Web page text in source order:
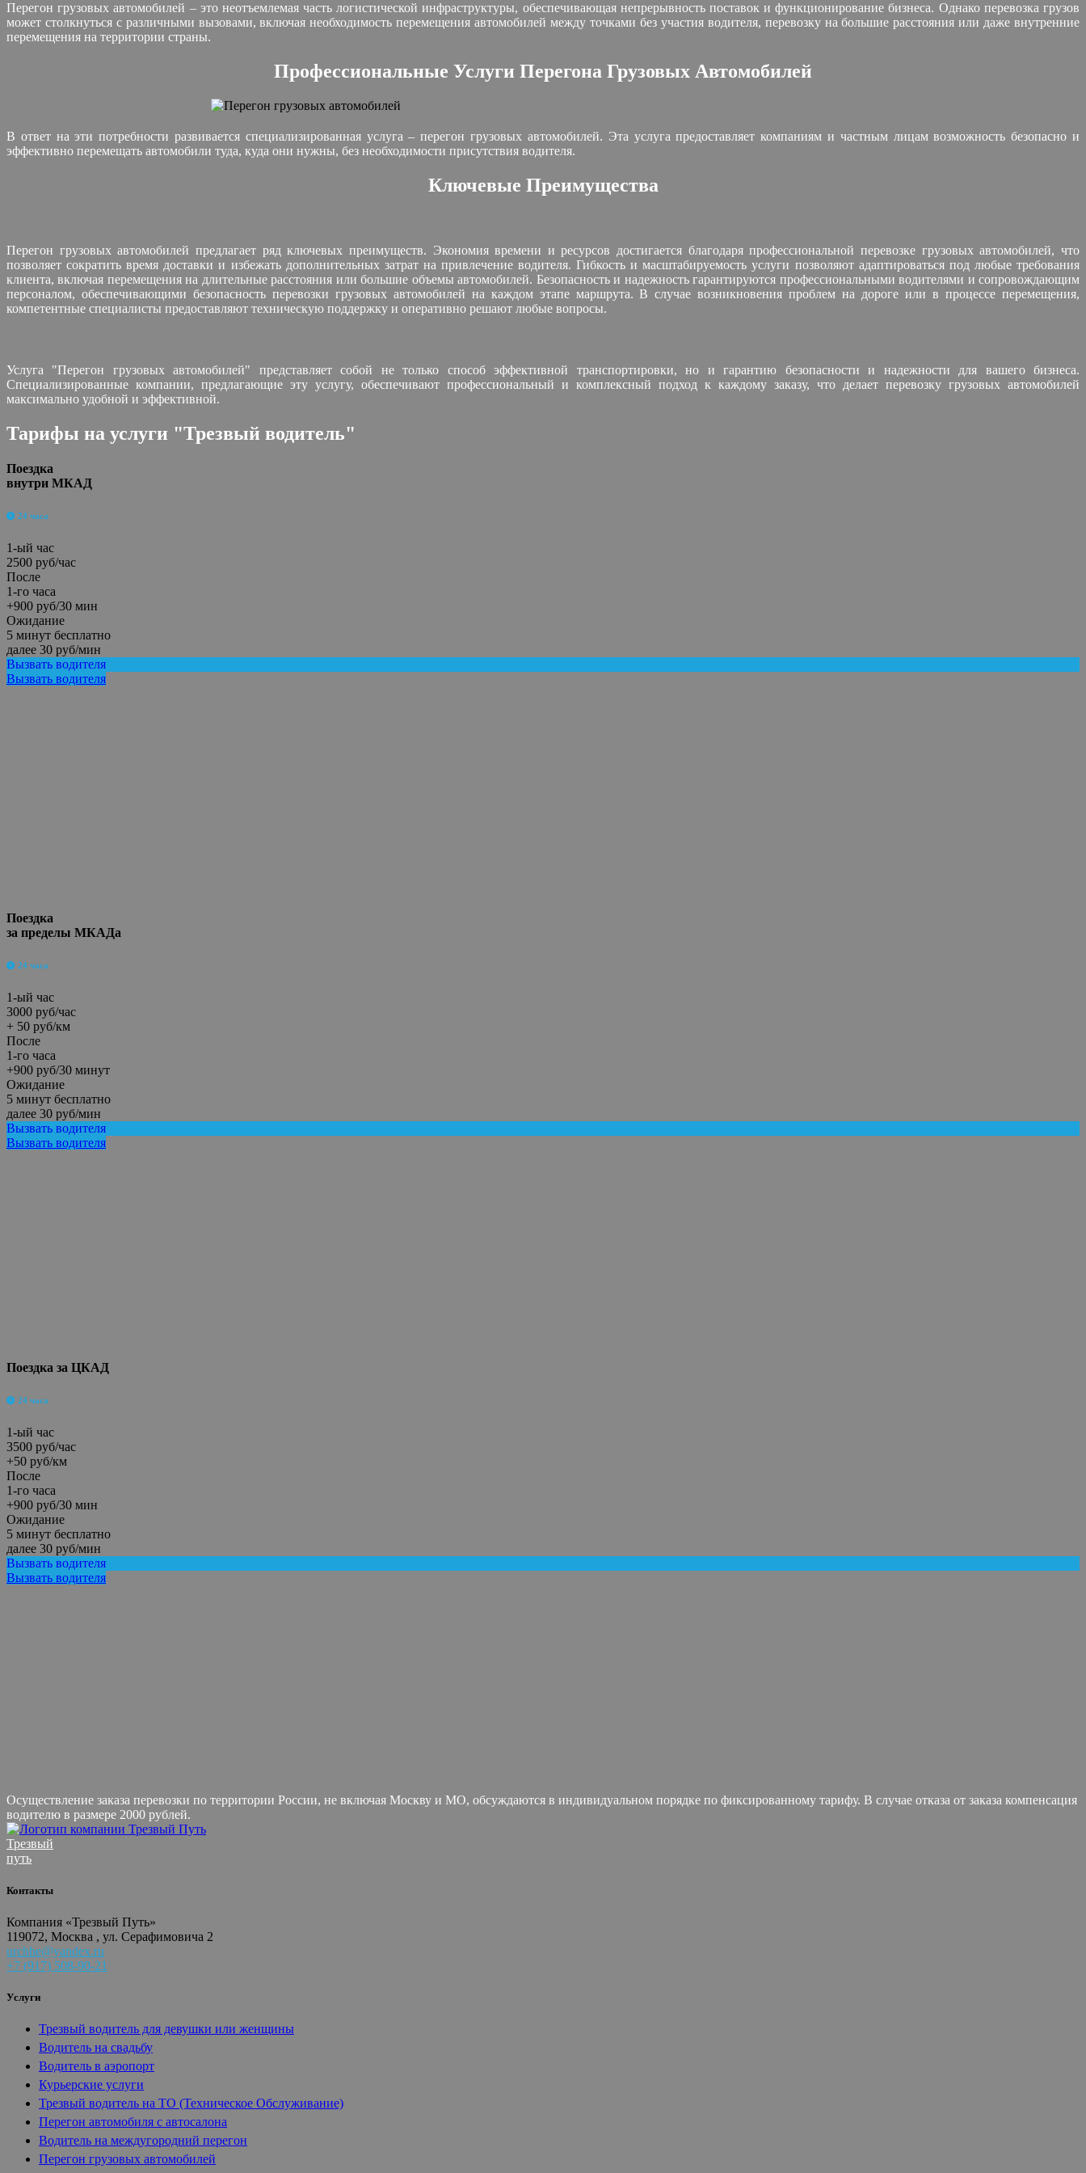
Перегон грузовых автомобилей – это неотъемлемая часть логистической инфраструктуры, обеспечивающая непрерывность поставок и функционирование бизнеса. Однако перевозка грузов
может столкнуться с различными вызовами, включая необходимость перемещения автомобилей между точками без участия водителя, перевозку на большие расстояния или даже внутренние
перемещения на территории страны.
Профессиональные Услуги Перегона Грузовых Автомобилей
В ответ на эти потребности развивается специализированная услуга – перегон грузовых автомобилей. Эта услуга предоставляет компаниям и частным лицам возможность безопасно и
эффективно перемещать автомобили туда, куда они нужны, без необходимости присутствия водителя.
Ключевые Преимущества
Перегон грузовых автомобилей предлагает ряд ключевых преимуществ. Экономия времени и ресурсов достигается благодаря профессиональной перевозке грузовых автомобилей, что
позволяет сократить время доставки и избежать дополнительных затрат на привлечение водителя. Гибкость и масштабируемость услуги позволяют адаптироваться под любые требования
клиента, включая перемещения на длительные расстояния или большие объемы автомобилей. Безопасность и надежность гарантируются профессиональными водителями и сопровождающим
персоналом, обеспечивающими безопасность перевозки грузовых автомобилей на каждом этапе маршрута. В случае возникновения проблем на дороге или в процессе перемещения,
компетентные специалисты предоставляют техническую поддержку и оперативно решают любые вопросы.
Услуга "Перегон грузовых автомобилей" представляет собой не только способ эффективной транспортировки, но и гарантию безопасности и надежности для вашего бизнеса.
Специализированные компании, предлагающие эту услугу, обеспечивают профессиональный и комплексный подход к каждому заказу, что делает перевозку грузовых автомобилей
максимально удобной и эффективной.
Тарифы на услуги "Трезвый водитель"
Поездка
внутри МКАД
24 часа
1-ый час
2500 руб/час
После
1-го часа
+900 руб/30 мин
Ожидание
5 минут бесплатно
далее 30 руб/мин
Вызвать водителя
Вызвать водителя
Поездка
за пределы МКАДа
24 часа
1-ый час
3000 руб/час
+ 50 руб/км
После
1-го часа
+900 руб/30 минут
Ожидание
5 минут бесплатно
далее 30 руб/мин
Вызвать водителя
Вызвать водителя
Поездка за ЦКАД
24 часа
1-ый час
3500 руб/час
+50 руб/км
После
1-го часа
+900 руб/30 мин
Ожидание
5 минут бесплатно
далее 30 руб/мин
Вызвать водителя
Вызвать водителя
Осуществление заказа перевозки по территории России, не включая Москву и МО, обсуждаются в индивидуальном порядке по фиксированному тарифу. В случае отказа от заказа компенсация
водителю в размере 2000 рублей.
Трезвый
путь
Контакты
Компания «Трезвый Путь»
119072, Москва , ул. Серафимовича 2
urchhe@yandex.ru
+7 (917) 508-90-21
Услуги
Трезвый водитель для девушки или женщины
Водитель на свадьбу
Водитель в аэропорт
Курьерские услуги
Трезвый водитель на ТО (Техническое Обслуживание)
Перегон автомобиля с автосалона
Водитель на междугородний перегон
Перегон грузовых автомобилей